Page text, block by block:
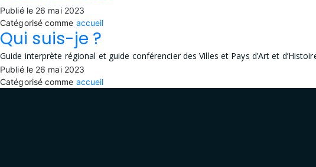
Publié le 26 mai 2023
Catégorisé comme accueil
Qui suis-je ?
Guide interprète régional et guide conférencier des Villes et Pays d’Art et
Publié le 26 mai 2023
Catégorisé comme accueil